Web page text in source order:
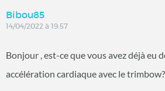
Bibou85
14/04/2022 à 19:57
Bonjour , est-ce que vous avez déjà eu
accélération cardiaque avec le